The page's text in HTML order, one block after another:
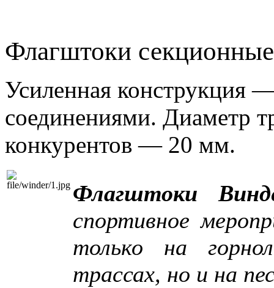
Флагштоки
Усиленная конструкция—
соединениями. Диаметр
конкурентов — 20 мм.
Флагштоки
спортивное
только на
трассах, но и на